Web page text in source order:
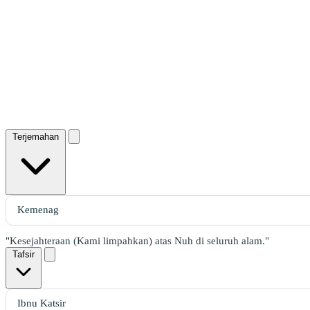
Terjemahan
"Kesejahteraan (Kami limpahkan) atas Nuh di seluruh alam."
Tafsir